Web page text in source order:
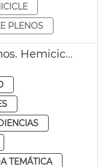
PLENOS
Restauración salón de plenos. Hemiciclo
TEMÁTICA